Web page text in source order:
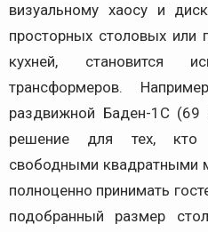
визуальному хаосу и
просторных столовых или
кухней, становится
трансформеров.
раздвижной Баден-1C
решение для тех, кто
свободными квадратными
полноценно принимать
подобранный размер